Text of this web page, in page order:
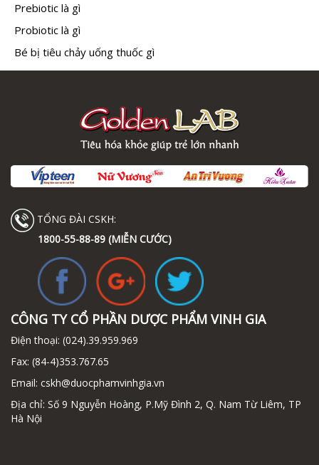
Prebiotic là gì
Probiotic là gì
Bé bị tiêu chảy uống thuốc gì
TỔNG ĐÀI CSKH:
1800-55-88-89 (MIỄN CƯỚC)
CÔNG TY CỔ PHẦN DƯỢC PHẨM VINH GIA
Điện thoại: (024).39.959.969
Fax: (84-4)353.767.65
Email: cskh@duocphamvinhgia.vn
Địa chỉ: Số 9 Nguyễn Hoàng, P.Mỹ Đình 2, Q. Nam Từ Liêm, TP
Hà Nội